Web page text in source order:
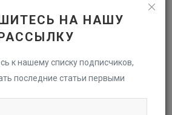
НА НАШУ
к нашему списку подписчиков,
последние статьи первыми